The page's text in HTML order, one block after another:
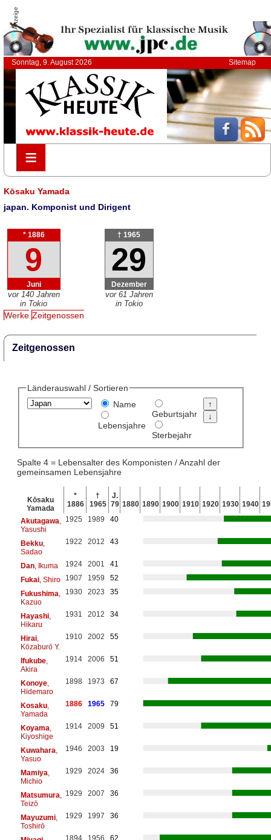
Anzeige
Sonntag, 9. August 2026 Sitemap
≡
≡
Kōsaku Yamada
japan. Komponist und Dirigent
* 1886
9
Juni
vor 140 Jahren
in Tokio
† 1965
29
Dezember
vor 61 Jahren
in Tokio
Werke Zeitgenossen
Zeitgenossen
Länderauswahl / Sortieren
Name
Lebensjahre
Geburtsjahr
Sterbejahr
Spalte 4 = Lebensalter des Komponisten / Anzahl der
gemeinsamen Lebensjahre
Kōsaku
Yamada
*
1886
†
1965
J.
79 1880 1890 1900 1910 1920 1930 1940
Akutagawa
Yasushi
1925 1989 40
Bekku,
Sadao
1922 2012 43
Dan, Ikuma 1924 2001
41
Fukai, Shiro 1907 1959
52
Fukushima
Kazuo
1930 2023 35
Hayashi,
Hikaru
1931 2012 34
Hirai,
Kōzaburō Y.
1910 2002 55
Ifukube,
Akira
1914 2006 51
Konoye,
Hidemaro
1898 1973 67
Kosaku,
Yamada
1886 1965 79
Koyama
Kiyoshige
1914 2009 51
Kuwahara
Yasuo
1946 2003 19
Mamiya
Michio
1929 2024 36
Matsumura
Teizō
1929 2007 36
Mayuzumi,
Toshirō
1929 1997 36
1894 1956 62